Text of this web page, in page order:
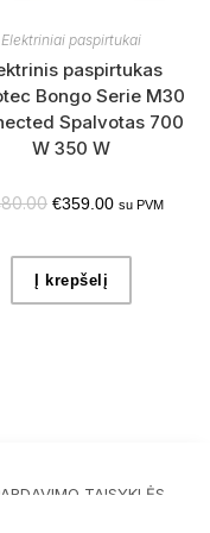
Elektriniai paspirtukai
paspirtukas
Bongo Serie M30
Spalvotas 700
W 350 W
€359.00 su PVM
Į krepšelį
TAISYKLĖS